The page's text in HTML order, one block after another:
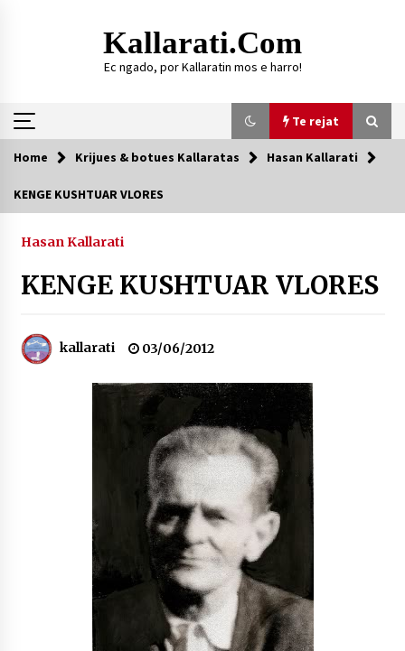
Kallarati.com
Ec ngado, por Kallaratin mos e harro!
Te rejat
Te rejat
SHOQATËS “KALLARATI”
Gazeta Kallarati nr. 118
SI U ARRIT TË REALIZOHEJ PERLA FOLKLORIKE
“JANINËS Ç’I PANË SYTË”
06/06/2026
NË KALLARAT, NË “FSHATIN E DJEGUR” U
ZHVILLUA EDICIONI I TRETË I PIKNIKU
Gazeta Kallarati nr. 117
03/05/2026
Gazeta Kallarati nr. 116
28/01/2026
Mbi kockat e martirëve ngrihet Atdheu
17/10/2025
Home Krijues & botues Kallaratas Hasan Kallarati
KENGE KUSHTUAR VLORES
Hasan Kallarati
KENGE KUSHTUAR VLORES
kallarati 03/06/2012